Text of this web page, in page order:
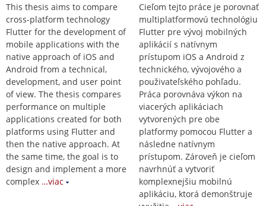
This thesis aims to compare
cross-platform technology
Flutter for the development of
mobile applications with the
native approach of iOS and
Android from a technical,
development, and user point
of view. The thesis compares
performance on multiple
applications created for both
platforms using Flutter and
then the native approach. At
the same time, the goal is to
design and implement a more
complex …viac
Cieľom tejto práce je porovnať
multiplatformovú technológiu
Flutter pre vývoj mobilných
aplikácií s natívnym
prístupom iOS a Android z
technického, vývojového a
použivateľského pohľadu.
Práca porovnáva výkon na
viacerých aplikáciach
vytvorených pre obe
platformy pomocou Flutter a
následne natívnym
prístupom. Zároveň je cieľom
navrhnúť a vytvoriť
komplexnejšiu mobilnú
aplikáciu, ktorá demonštruje